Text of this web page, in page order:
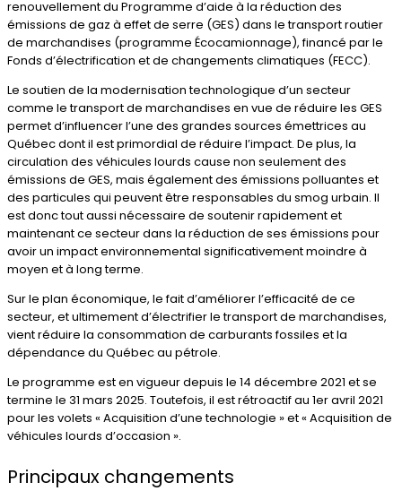
renouvellement du Programme d’aide à la réduction des
émissions de gaz à effet de serre (GES) dans le transport routier
de marchandises (programme Écocamionnage), financé par le
Fonds d’électrification et de changements climatiques (FECC).
Le soutien de la modernisation technologique d’un secteur
comme le transport de marchandises en vue de réduire les GES
permet d’influencer l’une des grandes sources émettrices au
Québec dont il est primordial de réduire l’impact. De plus, la
circulation des véhicules lourds cause non seulement des
émissions de GES, mais également des émissions polluantes et
des particules qui peuvent être responsables du smog urbain. Il
est donc tout aussi nécessaire de soutenir rapidement et
maintenant ce secteur dans la réduction de ses émissions pour
avoir un impact environnemental significativement moindre à
moyen et à long terme.
Sur le plan économique, le fait d’améliorer l’efficacité de ce
secteur, et ultimement d’électrifier le transport de marchandises,
vient réduire la consommation de carburants fossiles et la
dépendance du Québec au pétrole.
Le programme est en vigueur depuis le 14 décembre 2021 et se
termine le 31 mars 2025. Toutefois, il est rétroactif au 1er avril 2021
pour les volets « Acquisition d’une technologie » et « Acquisition de
véhicules lourds d’occasion ».
Principaux changements